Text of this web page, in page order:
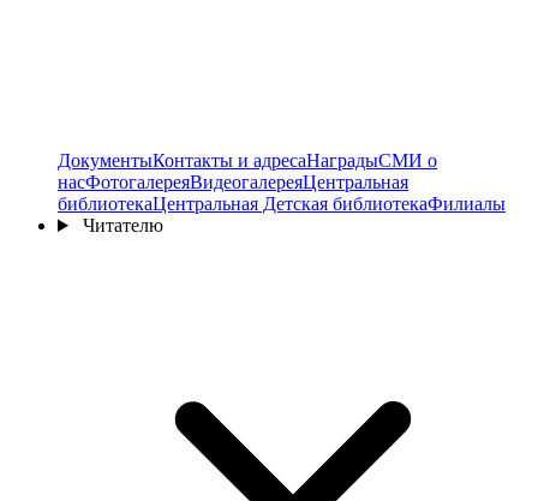
ДокументыКонтакты и адресаНаградыСМИ о
насФотогалереяВидеогалереяЦентральная
библиотекаЦентральная Детская библиотекаФилиалы
Читателю